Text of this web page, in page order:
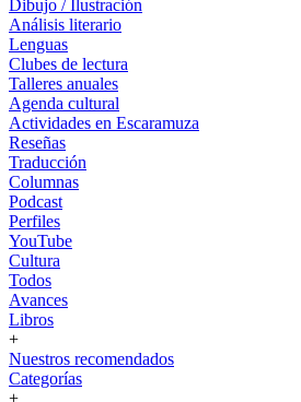
Dibujo / Ilustración
Análisis literario
Lenguas
Clubes de lectura
Talleres anuales
Agenda cultural
Actividades en Escaramuza
Reseñas
Traducción
Columnas
Podcast
Perfiles
YouTube
Cultura
Todos
Avances
Libros
+
Nuestros recomendados
Categorías
+